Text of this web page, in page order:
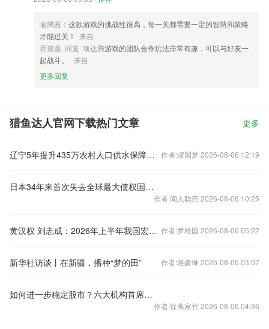
喻腾茜 ：这款游戏的挑战性很高，每一关都需要一定的智慧和策略
才能过关！
来自
乔黛荔 回复 项达腾游戏的团队合作玩法非常有趣，可以与好友一
起战斗。
来自
更多回复
猎鱼达人官网下载热门文章 更多
辽宁5年提升435万农村人口供水保障水平 作者:谭国梦 2026-08-06 12:19
日本34年来首次失去全球最大债权国位置
作者:闻人聪亮 2026-08-06 10:25
黄汉权 刘志成：2026年上半年我国宏观经济形势分析及展望 作者:罗雄国 2026-08-06 05:22
新华社访谈丨在新疆，播种“梦的田” 作者:骆豪琳 2026-08-06 03:07
如何进一步稳定股市？六大机构首席建言献策，提升资本市场韧性和信心
作者:徐离家竹 2026-08-06 04:36